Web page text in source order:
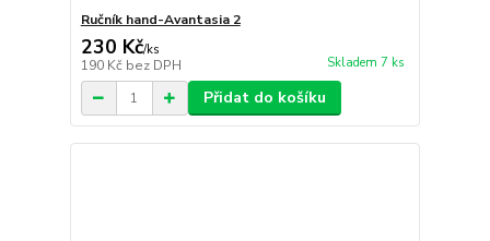
Ručník hand-Avantasia 2
230 Kč/ks
190 Kč bez DPH Skladem 7 ks
Přidat do košíku